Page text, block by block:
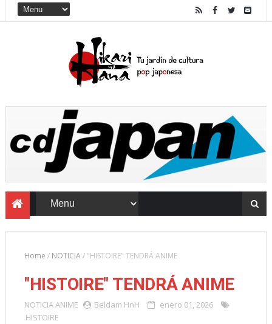
Home / NOTICIA/ "HISTOIRE" TENDRÁ ANIME
"HISTOIRE" TENDRÁ ANIME
NOTICIAANIME Beldam HnH
enero 01, 2026
HISTOIRE